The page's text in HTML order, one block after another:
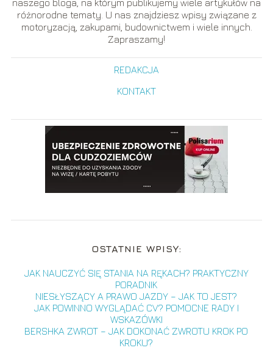
naszego bloga, na którym publikujemy wiele artykułów na
różnorodne tematy. U nas znajdziesz wpisy związane z
motoryzacją, zakupami, budownictwem i wiele innych.
Zapraszamy!
REDAKCJA
KONTAKT
OSTATNIE WPISY:
JAK NAUCZYĆ SIĘ STANIA NA RĘKACH? PRAKTYCZNY
PORADNIK
NIESŁYSZĄCY A PRAWO JAZDY – JAK TO JEST?
JAK POWINNO WYGLĄDAĆ CV? POMOCNE RADY I
WSKAZÓWKI
BERSHKA ZWROT – JAK DOKONAĆ ZWROTU KROK PO
KROKU?